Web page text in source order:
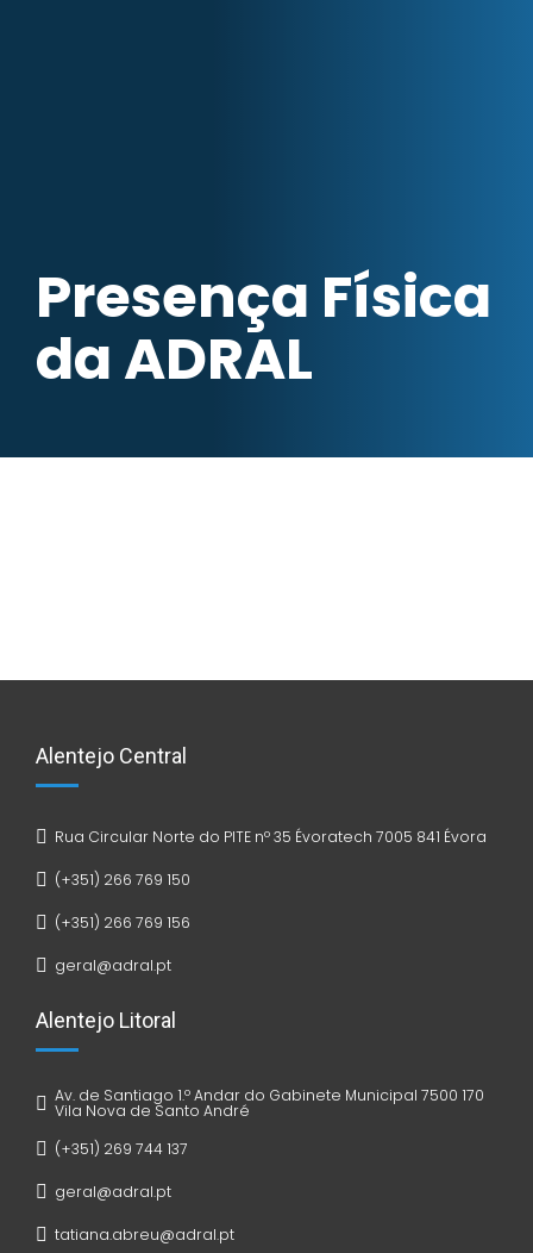
Presença Física
da ADRAL
Alentejo Central
Rua Circular Norte do PITE nº 35 Évoratech 7005 841 Évora
(+351) 266 769 150
(+351) 266 769 156
geral@adral.pt
Alentejo Litoral
Av. de Santiago 1.º Andar do Gabinete Municipal 7500 170
Vila Nova de Santo André
(+351) 269 744 137
geral@adral.pt
tatiana.abreu@adral.pt